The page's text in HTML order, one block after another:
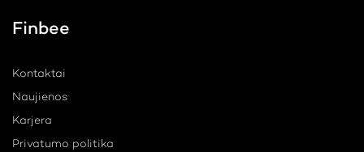
Finbee
Kontaktai
Naujienos
Karjera
Privatumo politika